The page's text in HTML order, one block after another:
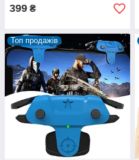
399 ₴
Топ продажів